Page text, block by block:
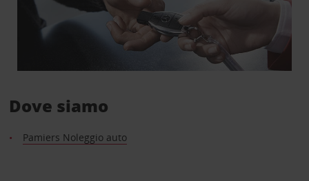
Dove siamo
Pamiers Noleggio auto